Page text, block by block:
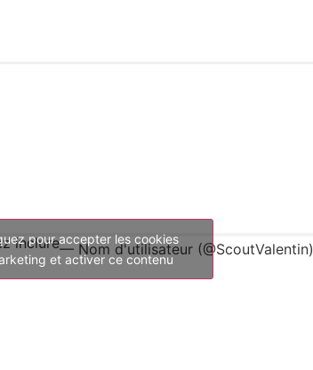
inclure— Nom d'utilisateur (@ScoutValentin)
pour accepter les cookies
et activer ce contenu